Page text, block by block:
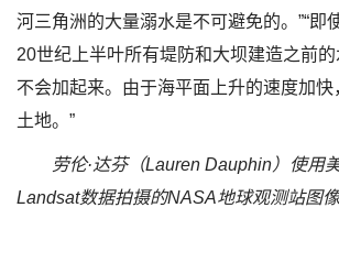
河三角洲的大量溺水是不可避免的。”“即
20世纪上半叶所有堤防和大坝建造之前
不会加起来。由于海平面上升的速度加
土地。”
劳伦·达芬（Lauren Dauphin）使用
Landsat数据拍摄的NASA地球观测站图像